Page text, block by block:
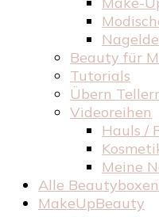
Beauty für
Tutorials
Übern
Videoreihen
Hauls /
Meine
Alle
MakeUpBeauty